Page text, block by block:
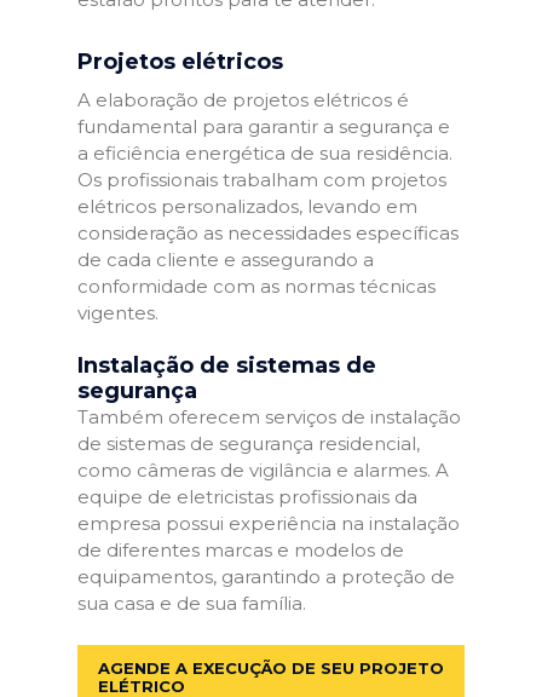
Projetos elétricos
A elaboração de projetos elétricos é
fundamental para garantir a segurança e
a eficiência energética de sua residência.
Os profissionais trabalham com projetos
elétricos personalizados, levando em
consideração as necessidades específicas
de cada cliente e assegurando a
conformidade com as normas técnicas
vigentes.
Instalação de sistemas de
segurança
Também oferecem serviços de instalação
de sistemas de segurança residencial,
como câmeras de vigilância e alarmes. A
equipe de eletricistas profissionais da
empresa possui experiência na instalação
de diferentes marcas e modelos de
equipamentos, garantindo a proteção de
sua casa e de sua família.
AGENDE A EXECUÇÃO DE SEU PROJETO
ELÉTRICO